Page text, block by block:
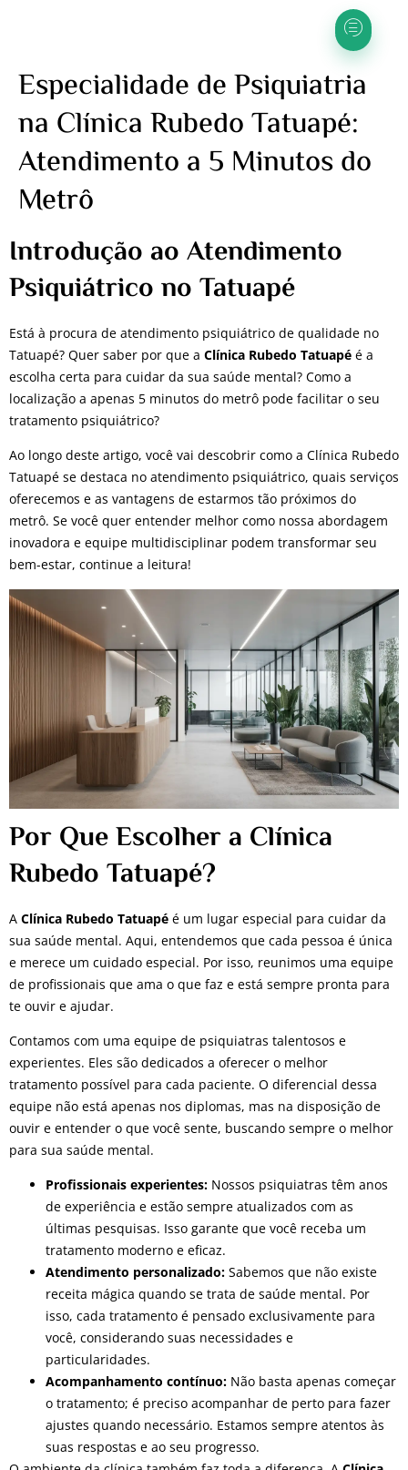
Especialidade de Psiquiatria
na Clínica Rubedo Tatuapé:
Atendimento a 5 Minutos do
Metrô
Introdução ao Atendimento
Psiquiátrico no Tatuapé
Está à procura de atendimento psiquiátrico de qualidade no
Tatuapé? Quer saber por que a Clínica Rubedo Tatuapé é a
escolha certa para cuidar da sua saúde mental? Como a
localização a apenas 5 minutos do metrô pode facilitar o seu
tratamento psiquiátrico?
Ao longo deste artigo, você vai descobrir como a Clínica Rubedo
Tatuapé se destaca no atendimento psiquiátrico, quais serviços
oferecemos e as vantagens de estarmos tão próximos do
metrô. Se você quer entender melhor como nossa abordagem
inovadora e equipe multidisciplinar podem transformar seu
bem-estar, continue a leitura!
Por Que Escolher a Clínica
Rubedo Tatuapé?
A Clínica Rubedo Tatuapé é um lugar especial para cuidar da
sua saúde mental. Aqui, entendemos que cada pessoa é única
e merece um cuidado especial. Por isso, reunimos uma equipe
de profissionais que ama o que faz e está sempre pronta para
te ouvir e ajudar.
Contamos com uma equipe de psiquiatras talentosos e
experientes. Eles são dedicados a oferecer o melhor
tratamento possível para cada paciente. O diferencial dessa
equipe não está apenas nos diplomas, mas na disposição de
ouvir e entender o que você sente, buscando sempre o melhor
para sua saúde mental.
Profissionais experientes: Nossos psiquiatras têm anos
de experiência e estão sempre atualizados com as
últimas pesquisas. Isso garante que você receba um
tratamento moderno e eficaz.
Atendimento personalizado: Sabemos que não existe
receita mágica quando se trata de saúde mental. Por
isso, cada tratamento é pensado exclusivamente para
você, considerando suas necessidades e
particularidades.
Acompanhamento contínuo: Não basta apenas começar
o tratamento; é preciso acompanhar de perto para fazer
ajustes quando necessário. Estamos sempre atentos às
suas respostas e ao seu progresso.